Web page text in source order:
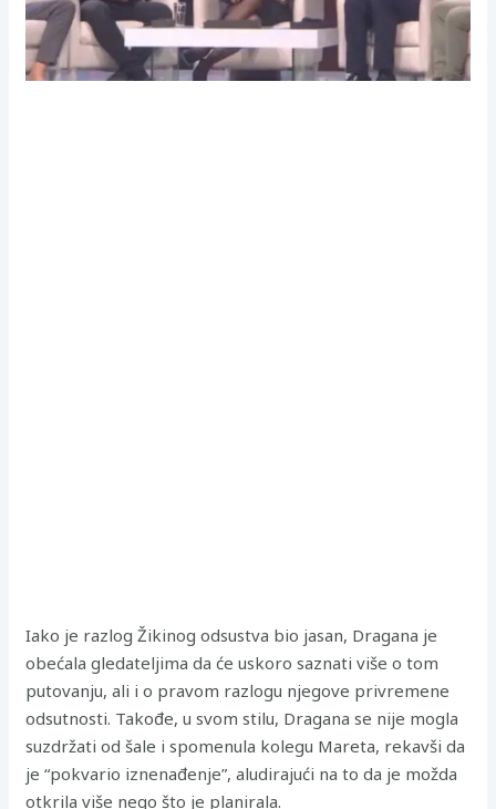
Iako je razlog Žikinog odsustva bio jasan, Dragana je
obećala gledateljima da će uskoro saznati više o tom
putovanju, ali i o pravom razlogu njegove privremene
odsutnosti. Takođe, u svom stilu, Dragana se nije mogla
suzdržati od šale i spomenula kolegu Mareta, rekavši da
je “pokvario iznenađenje”, aludirajući na to da je možda
otkrila više nego što je planirala.